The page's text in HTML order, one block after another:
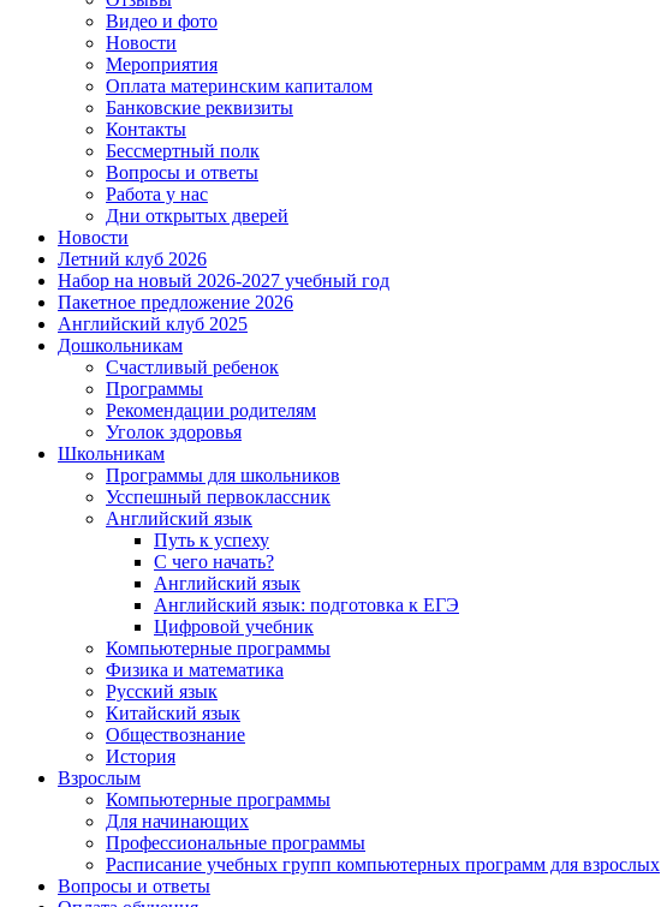
Видео и фото
Новости
Мероприятия
Оплата материнским капиталом
Банковские реквизиты
Контакты
Бессмертный полк
Вопросы и ответы
Работа у нас
Дни открытых дверей
Новости
Летний клуб 2026
Набор на новый 2026-2027 учебный год
Пакетное предложение 2026
Английский клуб 2025
Дошкольникам
Счастливый ребенок
Программы
Рекомендации родителям
Уголок здоровья
Школьникам
Программы для школьников
Усспешный первоклассник
Английский язык
Путь к успеху
С чего начать?
Английский язык
Английский язык: подготовка к ЕГЭ
Цифровой учебник
Компьютерные программы
Физика и математика
Русский язык
Китайский язык
Обществознание
История
Взрослым
Компьютерные программы
Для начинающих
Профессиональные программы
Расписание учебных групп компьютерных программ для взрослых
Вопросы и ответы